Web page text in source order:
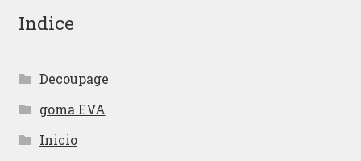
Indice
Decoupage
goma EVA
Inicio